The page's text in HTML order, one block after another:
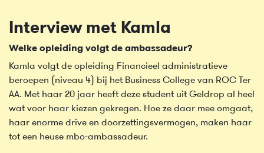
Interview met Kamla
Welke opleiding volgt de ambassadeur?
Kamla volgt de opleiding Financieel administratieve
beroepen (niveau 4) bij het Business College van ROC Ter
AA. Met haar 20 jaar heeft deze student uit Geldrop al heel
wat voor haar kiezen gekregen. Hoe ze daar mee omgaat,
haar enorme drive en doorzettingsvermogen, maken haar
tot een heuse mbo-ambassadeur.